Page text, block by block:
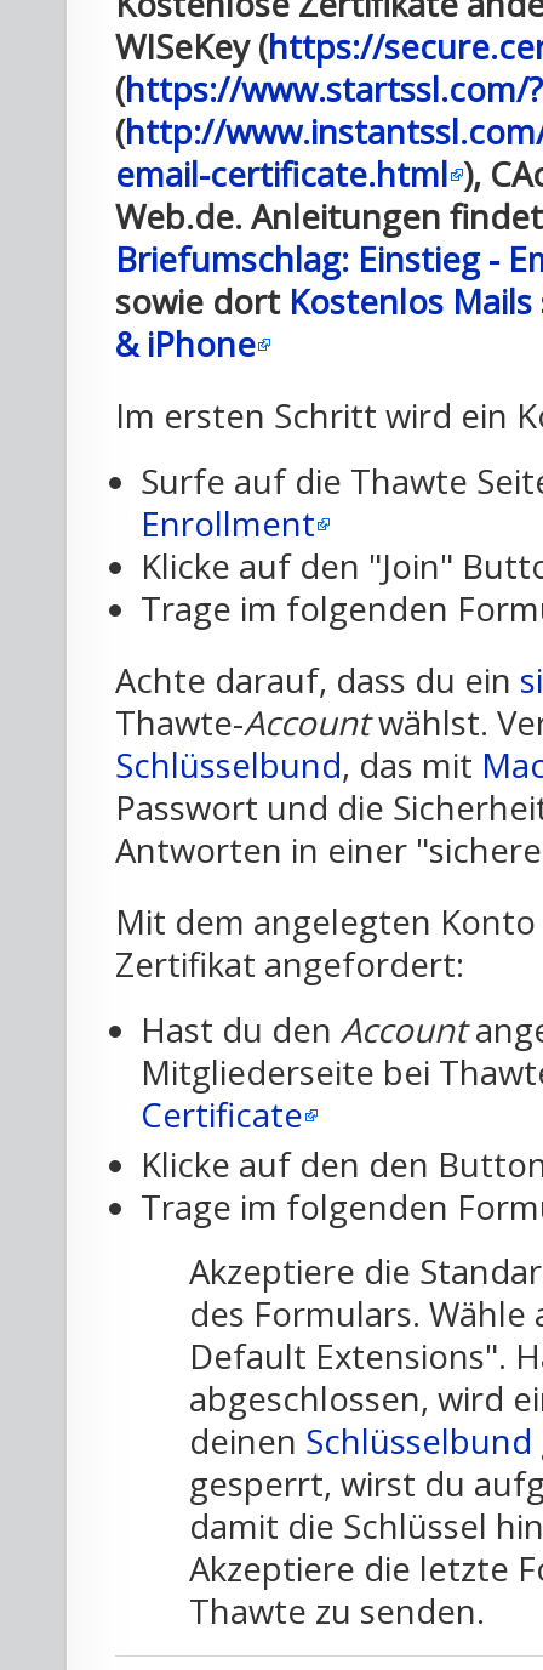
WISeKey (https://
(https://www.startssl.com/
(http://
email-certificate.html ),
Web.de. Anleitungen
Briefumschlag: Einstieg -
sowie dort Kostenlos
& iPhone
Im ersten Schritt wird ein
Surfe auf die Thawte
Enrollment
Klicke auf den "Join"
Trage im folgenden
Achte darauf, dass du ein
Thawte-Accountwählst.
Schlüsselbund, das mit
Passwort und die
Antworten in einer
Mit dem angelegten
Zertifikat angefordert:
Hast du den Account
Mitgliederseite bei
Certificate
Klicke auf den den
Trage im folgenden
Akzeptiere die
des Formulars.
Default Extensions".
abgeschlossen, wird
deinen Schlüsselbund
gesperrt, wirst du
damit die Schlüssel
Akzeptiere die letzte
Thawte zu senden.